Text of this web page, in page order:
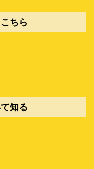
ちら
知る